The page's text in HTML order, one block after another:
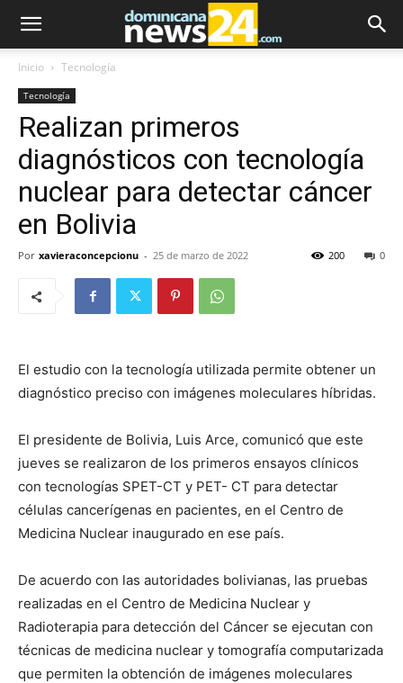
Inicio Tecnología
Tecnología
Realizan primeros
diagnósticos con tecnología
nuclear para detectar cáncer
en Bolivia
Por xavieraconcepcionu - 25 de marzo de 2022 0
200
El estudio con la tecnología utilizada permite obtener un
diagnóstico preciso con imágenes moleculares híbridas.
El presidente de Bolivia, Luis Arce, comunicó que este
jueves se realizaron de los primeros ensayos clínicos
con tecnologías SPET-CT y PET- CT para detectar
células cancerígenas en pacientes, en el Centro de
Medicina Nuclear inaugurado en ese país.
De acuerdo con las autoridades bolivianas, las pruebas
realizadas en el Centro de Medicina Nuclear y
Radioterapia para detección del Cáncer se ejecutan con
técnicas de medicina nuclear y tomografía computarizada
que permiten la obtención de imágenes moleculares